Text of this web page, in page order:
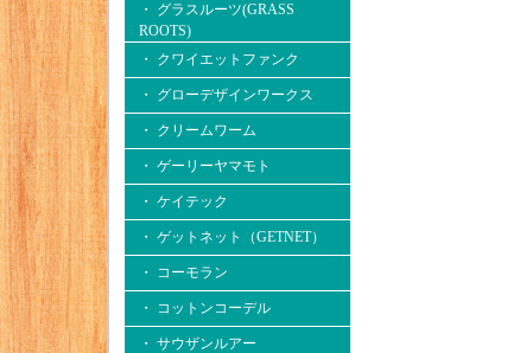
・ グラスルーツ(GRASS
ROOTS)
・ クワイエットファンク
・ グローデザインワークス
・ クリームワーム
・ ゲーリーヤマモト
・ ケイテック
・ ゲットネット（GETNET）
・ コーモラン
・ コットンコーデル
・ サウザンルアー